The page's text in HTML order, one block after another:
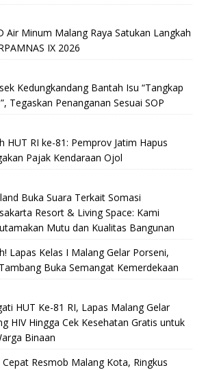
Air Minum Malang Raya Satukan Langkah
IX 2026
Kedungkandang Bantah Isu “Tangkap
Tegaskan Penanganan Sesuai SOP
HUT RI ke-81: Pemprov Jatim Hapus
Pajak Kendaraan Ojol
Buka Suara Terkait Somasi
Resort & Living Space: Kami
Mutu dan Kualitas Bangunan
Lapas Kelas I Malang Gelar Porseni,
Buka Semangat Kemerdekaan
HUT Ke-81 RI, Lapas Malang Gelar
HIV Hingga Cek Kesehatan Gratis untuk
Binaan
Cepat Resmob Malang Kota, Ringkus